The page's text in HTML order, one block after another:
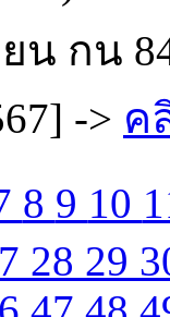
น กน
-> ค
8 9 10
28 29